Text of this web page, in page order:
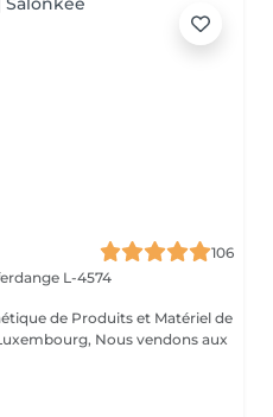
106
L-4574
de Produits et Matériel de
vendons aux